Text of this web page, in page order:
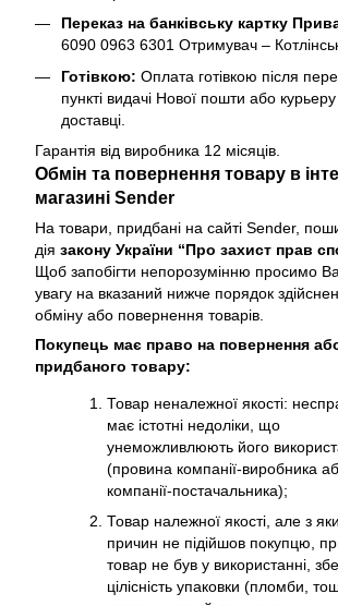
Переказ на банківську картку
6090 0963 6301 Отримувач –
Готівкою: Оплата готівкою після
пункті видачі Нової пошти або
доставці.
Гарантія від виробника 12 місяців.
Обмін та повернення товару в
магазині Sender
На товари, придбані на сайті Sender,
дія закону України “Про захист прав
Щоб запобігти непорозумінню просимо
увагу на вказаний нижче порядок
обміну або повернення товарів.
Покупець має право на повернення
придбаного товару:
Товар неналежної якості:
має істотні недоліки, що
унеможливлюють його
(провина компанії-виробника
компанії-постачальника);
Товар належної якості, але з
причин не підійшов покупцю,
товар не був у використанні,
цілісність упаковки (пломби,